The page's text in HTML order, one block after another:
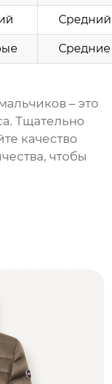
Средний
Средние
– это
Тщательно
качество
чтобы